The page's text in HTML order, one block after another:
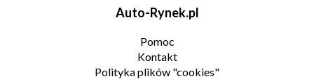
Auto-Rynek.pl
Pomoc
Kontakt
Polityka plików "cookies"